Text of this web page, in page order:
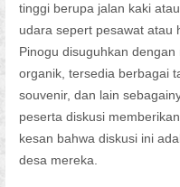
tinggi berupa jalan kaki
udara sepert pesawat atau
Pinogu disuguhkan
organik, tersedia berbagai
souvenir, dan lain
peserta diskusi
kesan bahwa diskusi ini
desa mereka.